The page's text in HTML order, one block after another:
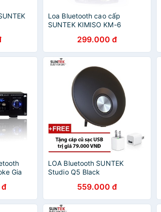
Loa Bluetooth cao cấp
SUNTEK KIMISO KM-6
299.000 đ
Gia
chính
LOA Bluetooth SUNTEK
Studio Q5 Black
559.000 đ